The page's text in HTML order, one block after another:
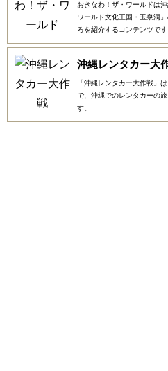
おきなわ！ザ・ワールドは
ワールド文化王国・玉泉洞
ろを紹介するコンテンツです
沖縄レンタカー大
「沖縄レンタカー大作戦」
で、沖縄でのレンタカーの
す。